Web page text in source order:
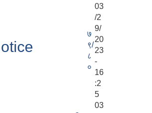
७
९/
८
०
03
/2
9/
20
23
-
16
:2
5
03